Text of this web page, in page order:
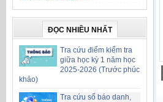
ĐỌC NHIỀU NHẤT
Tra cứu điểm kiểm tra
giữa học kỳ 1 năm học
2025-2026 (Trước phúc
khảo)
Tra cứu số báo danh,